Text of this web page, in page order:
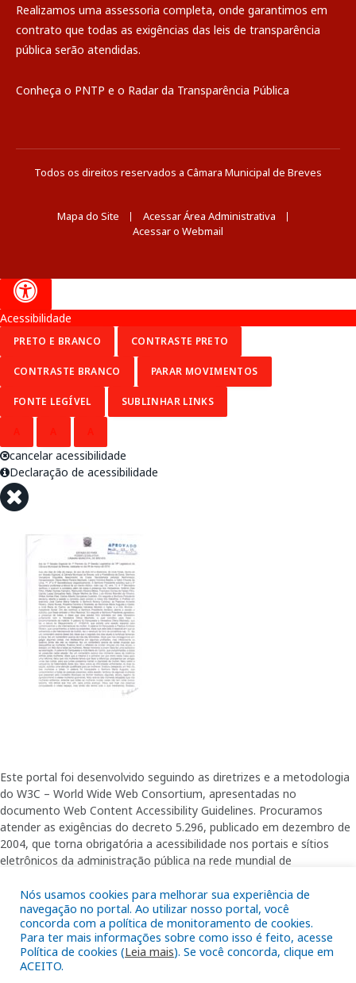
Realizamos uma assessoria completa, onde garantimos em
contrato que todas as exigências das leis de transparência
pública serão atendidas.
Conheça o PNTP e o Radar da Transparência Pública
Todos os direitos reservados a Câmara Municipal de Breves
Mapa do Site
Acessar Área Administrativa
Acessar o Webmail
Nós usamos cookies para melhorar sua experiência de
navegação no portal. Ao utilizar nosso portal, você
concorda com a política de monitoramento de cookies.
Para ter mais informações sobre como isso é feito, acesse
Política de cookies (Leia mais). Se você concorda, clique em
ACEITO.
Acessibilidade
PRETO E BRANCO CONTRASTE PRETO
CONTRASTE BRANCO PARAR MOVIMENTOS
FONTE LEGÍVEL SUBLINHAR LINKS
cancelar acessibilidade
Declaração de acessibilidade
Este portal foi desenvolvido seguindo as diretrizes e a metodologia
do W3C – World Wide Web Consortium, apresentadas no
documento Web Content Accessibility Guidelines. Procuramos
atender as exigências do decreto 5.296, publicado em dezembro de
2004, que torna obrigatória a acessibilidade nos portais e sítios
eletrônicos da administração pública na rede mundial de
garantindo-lhes o pleno acesso aos conteúdos disponíveis.
Além de validações automáticas, foram realizados testes em
diversos navegadores e através do utilitário de acesso a Internet do